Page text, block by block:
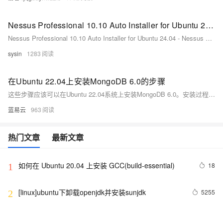
Nessus Professional 10.10 Auto Installer for Ubuntu 24.04 - Nessus 自动化安装程序
Nessus Professional 10.10 Auto Installer for Ubuntu 24.04 - Nessus 自动化安装程序
sysin 1283
在Ubuntu 22.04上安装MongoDB 6.0的步骤
这些步骤应该可以在Ubuntu 22.04系统上安装MongoDB 6.0。安装过程中，如果遇到任何问题，可以查阅MongoDB的官方文档或者Ubuntu的相关帮助文档，这些资源通常提供了解决特定问题的详细指导。
蓝易云 963
热门文章 最新文章
1 如何在 Ubuntu 20.04 上安装 GCC(build-essential) 18
2 [linux]ubuntu下卸载openjdk并安装sunjdk 5255